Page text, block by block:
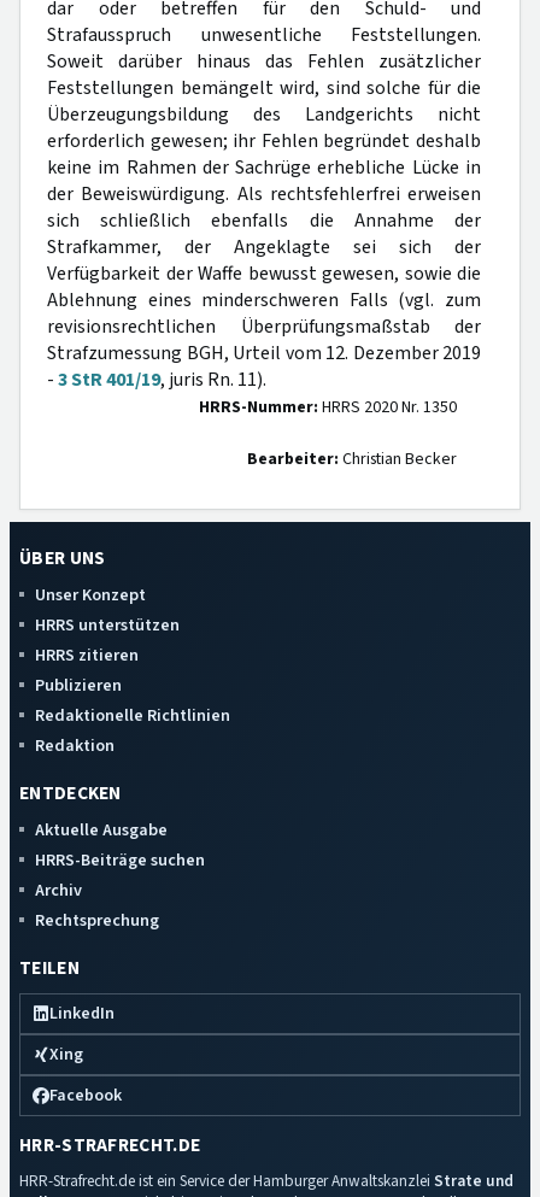
dar oder betreffen für den Schuld- und
Strafausspruch unwesentliche Feststellungen.
Soweit darüber hinaus das Fehlen zusätzlicher
Feststellungen bemängelt wird, sind solche für die
Überzeugungsbildung des Landgerichts nicht
erforderlich gewesen; ihr Fehlen begründet deshalb
keine im Rahmen der Sachrüge erhebliche Lücke in
der Beweiswürdigung. Als rechtsfehlerfrei erweisen
sich schließlich ebenfalls die Annahme der
Strafkammer, der Angeklagte sei sich der
Verfügbarkeit der Waffe bewusst gewesen, sowie die
Ablehnung eines minderschweren Falls (vgl. zum
revisionsrechtlichen Überprüfungsmaßstab der
Strafzumessung BGH, Urteil vom 12. Dezember 2019
-3 StR 401/19, juris Rn. 11).
HRRS-Nummer: HRRS 2020 Nr. 1350
Bearbeiter: Christian Becker
ÜBER UNS
Unser Konzept
HRRS unterstützen
HRRS zitieren
Publizieren
Redaktionelle Richtlinien
Redaktion
ENTDECKEN
Aktuelle Ausgabe
HRRS-Beiträge suchen
Archiv
Rechtsprechung
TEILEN
LinkedIn
Xing
Facebook
HRR-STRAFRECHT.DE
HRR-Strafrecht.de ist ein Service der Hamburger Anwaltskanzlei Strate und